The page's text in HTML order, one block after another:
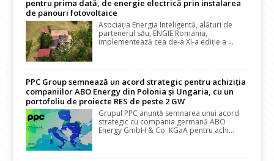
pentru prima dată, de energie electrică prin instalarea
de panouri fotovoltaice
Asociația Energia Inteligentă, alături de
partenerul său, ENGIE Romania,
implementează cea de-a XI-a ediție a ...
PPC Group semnează un acord strategic pentru achiziția
companiilor ABO Energy din Polonia și Ungaria, cu un
portofoliu de proiecte RES de peste 2 GW
Grupul PPC anunță semnarea unui acord
strategic cu compania germană ABO
Energy GmbH & Co. KGaA pentru achi...